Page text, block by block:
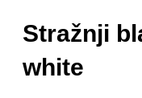
Stražnji
white